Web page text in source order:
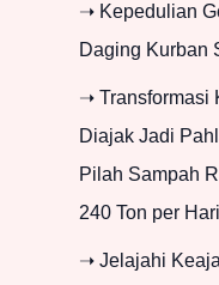
➝ Kepedulian
Daging Kurban
➝ Transformasi
Diajak Jadi
Pilah Sampah
240 Ton per
➝ Jelajahi